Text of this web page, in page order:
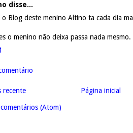
disse...
o Blog deste menino Altino ta cada dia
o menino não deixa passa nada mesmo.
recente Página inicial
(Atom)